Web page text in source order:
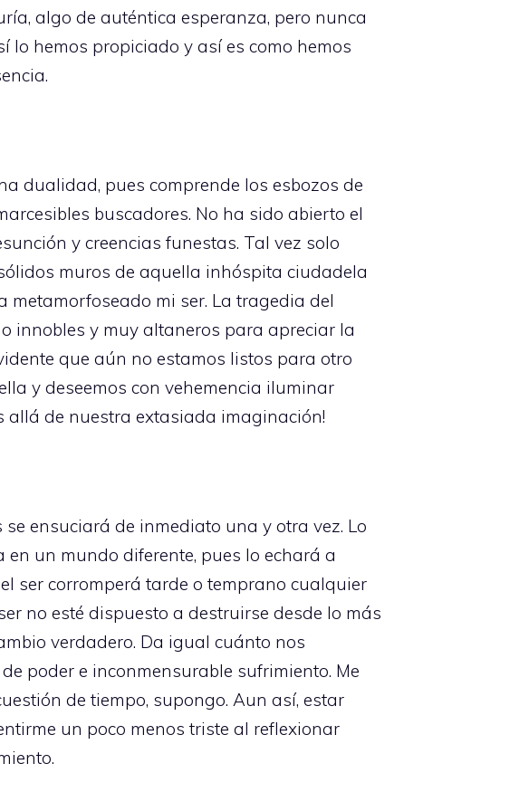
algo de auténtica esperanza, pero nunca
hemos propiciado y así es como hemos
dualidad, pues comprende los esbozos de
buscadores. No ha sido abierto el
y creencias funestas. Tal vez solo
muros de aquella inhóspita ciudadela
metamorfoseado mi ser. La tragedia del
innobles y muy altaneros para apreciar la
que aún no estamos listos para otro
y deseemos con vehemencia iluminar
de nuestra extasiada imaginación!
ensuciará de inmediato una y otra vez. Lo
un mundo diferente, pues lo echará a
ser corromperá tarde o temprano cualquier
no esté dispuesto a destruirse desde lo más
verdadero. Da igual cuánto nos
poder e inconmensurable sufrimiento. Me
de tiempo, supongo. Aun así, estar
un poco menos triste al reflexionar